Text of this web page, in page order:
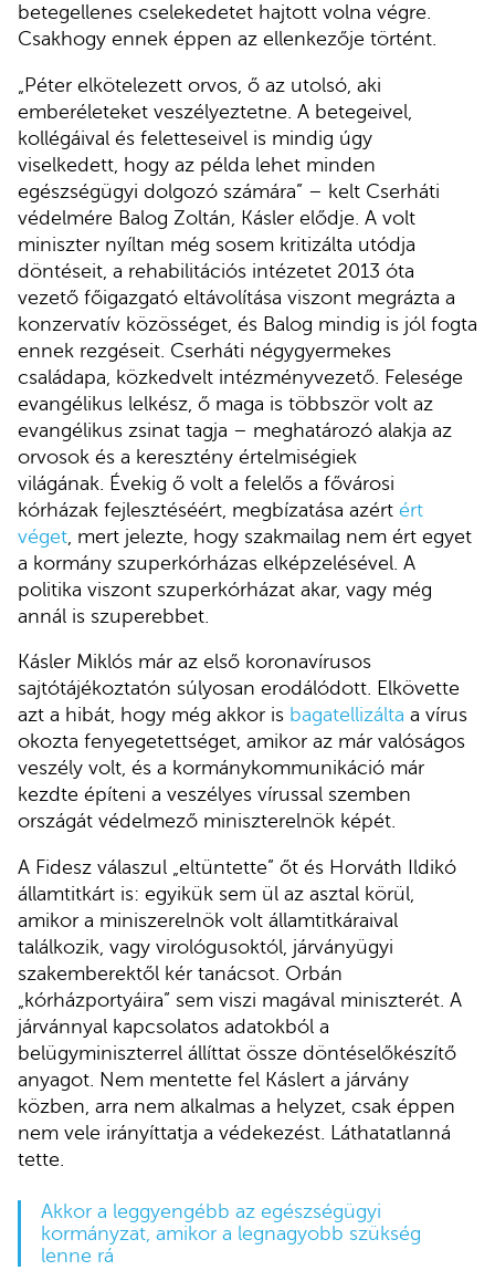
betegellenes cselekedetet hajtott volna végre.
Csakhogy ennek éppen az ellenkezője történt.
„Péter elkötelezett orvos, ő az utolsó, aki
emberéleteket veszélyeztetne. A betegeivel,
kollégáival és feletteseivel is mindig úgy
viselkedett, hogy az példa lehet minden
egészségügyi dolgozó számára” – kelt Cserháti
védelmére Balog Zoltán, Kásler elődje. A volt
miniszter nyíltan még sosem kritizálta utódja
döntéseit, a rehabilitációs intézetet 2013 óta
vezető főigazgató eltávolítása viszont megrázta a
konzervatív közösséget, és Balog mindig is jól fogta
ennek rezgéseit. Cserháti négygyermekes
családapa, közkedvelt intézményvezető. Felesége
evangélikus lelkész, ő maga is többször volt az
evangélikus zsinat tagja – meghatározó alakja az
orvosok és a keresztény értelmiségiek
világának. Évekig ő volt a felelős a fővárosi
kórházak fejlesztéséért, megbízatása azért ért
véget , mert jelezte, hogy szakmailag nem ért egyet
a kormány szuperkórházas elképzelésével. A
politika viszont szuperkórházat akar, vagy még
annál is szuperebbet.
Kásler Miklós már az első koronavírusos
sajtótájékoztatón súlyosan erodálódott. Elkövette
azt a hibát, hogy még akkor is bagatellizálta a vírus
okozta fenyegetettséget, amikor az már valóságos
veszély volt, és a kormánykommunikáció már
kezdte építeni a veszélyes vírussal szemben
országát védelmező miniszterelnök képét.
A Fidesz válaszul „eltüntette” őt és Horváth Ildikó
államtitkárt is: egyikük sem ül az asztal körül,
amikor a miniszerelnök volt államtitkáraival
találkozik, vagy virológusoktól, járványügyi
szakemberektől kér tanácsot. Orbán
„kórházportyáira” sem viszi magával miniszterét. A
járvánnyal kapcsolatos adatokból a
belügyminiszterrel állíttat össze döntéselőkészítő
anyagot. Nem mentette fel Káslert a járvány
közben, arra nem alkalmas a helyzet, csak éppen
nem vele irányíttatja a védekezést. Láthatatlanná
tette.
Akkor a leggyengébb az egészségügyi
kormányzat, amikor a legnagyobb szükség
lenne rá